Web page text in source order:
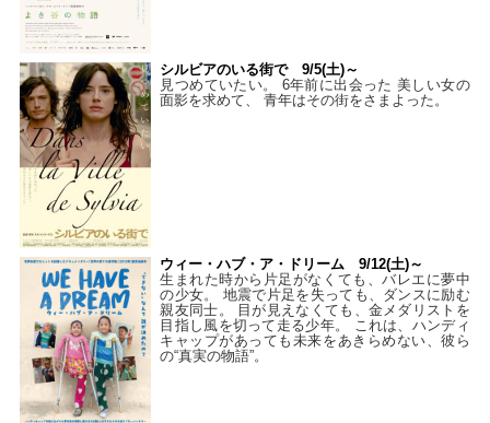
シルビアのいる街で 9/5(土)～
見つめていたい。 6年前に出会った 美しい女の
面影を求めて、 青年はその街をさまよった。
ウィー・ハブ・ア・ドリーム 9/12(土)～
生まれた時から片足がなくても、バレエに夢中
の少女。 地震で片足を失っても、ダンスに励む
親友同士。 目が見えなくても、金メダリストを
目指し風を切って走る少年。 これは、ハンディ
キャップがあっても未来をあきらめない、彼ら
の“真実の物語”。